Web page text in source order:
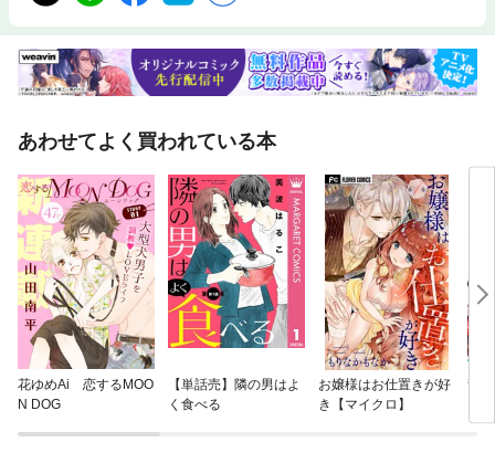
あわせてよく買われている本
花ゆめAi 恋するMOO
N DOG
【単話売】隣の男はよ
く食べる
お嬢様はお仕置きが好
き【マイクロ】
龍